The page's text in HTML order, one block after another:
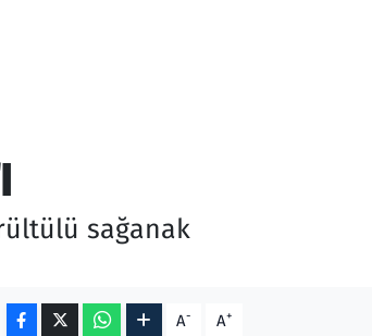
sağanak
A- A+